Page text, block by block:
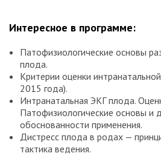
Интересное в программе:
Патофизиологические основы
плода.
Критерии оценки
2015 года).
Интранатальная ЭКГ плода.
Патофизиологические основы и
обоснованности применения.
Дистресс плода в родах —
тактика ведения.